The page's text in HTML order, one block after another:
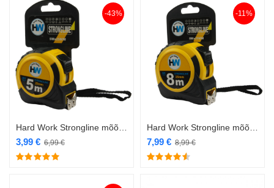
-43%
6,99€
3,99 €
-11%
8,99€
7,99 €